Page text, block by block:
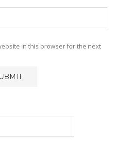
in this browser for the next